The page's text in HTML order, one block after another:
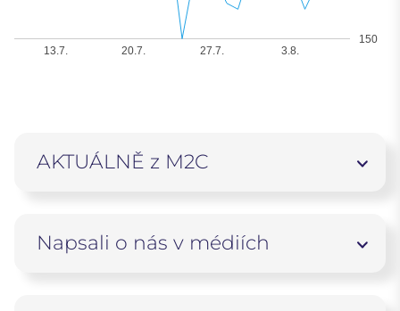
13.7. 20.7. 27.7. 3.8.
150
AKTUÁLNĚ z M2C
Napsali o nás v médiích